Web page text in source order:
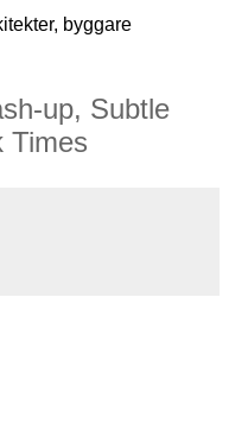
byggare
up, Subtle
Times